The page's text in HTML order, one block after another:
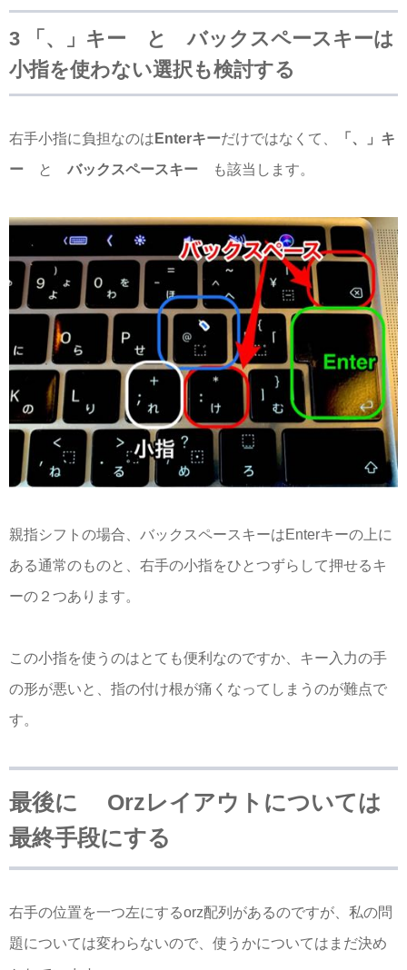
3 「、」キー と バックスペースキーは
小指を使わない選択も検討する
右手小指に負担なのは Enterキーだけではなくて、
「、」キ
ー
と バックスペースキー も該当します。
親指シフトの場合、バックスペースキーはEnterキーの上に
ある通常のものと、右手の小指をひとつずらして押せるキ
ーの２つあります。
この小指を使うのはとても便利なのですか、キー入力の手
の形が悪いと、指の付け根が痛くなってしまうのが難点で
す。
最後に Orzレイアウトについては
最終手段にする
右手の位置を一つ左にするorz配列があるのですが、私の問
題については変わらないので、使うかについてはまだ決め